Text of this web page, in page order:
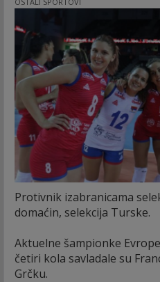
Protivnik izabranicama
domaćin, selekcija Turske.
Aktuelne šampionke
četiri kola savladale su
Grčku.